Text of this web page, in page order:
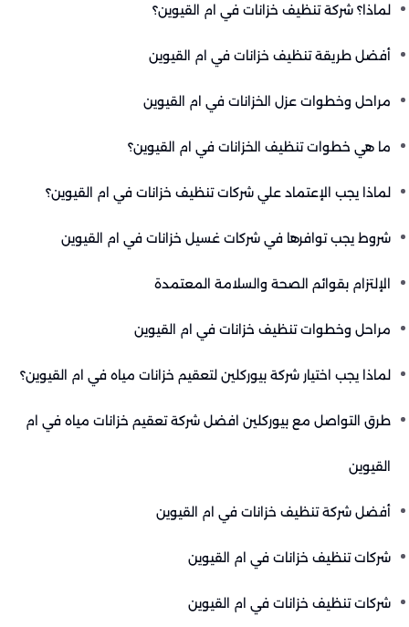
لماذا؟ شركة تنظيف خزانات في ام القيوين؟
أفضل طريقة تنظيف خزانات في ام القيوين
مراحل وخطوات عزل الخزانات في ام القيوين
ما هي ‏خطوات تنظيف الخزانات في ام القيوين؟
لماذا يجب الإعتماد علي شركات تنظيف خزانات في ام القيوين؟
شروط يجب توافرها في شركات غسيل خزانات في ام القيوين
الإلتزام بقوائم الصحة والسلامة المعتمدة
مراحل وخطوات تنظيف خزانات في ام القيوين
لماذا يجب اختيار شركة بيوركلين لتعقيم خزانات مياه في ام القيوين؟
طرق التواصل مع بيوركلين افضل شركة تعقيم خزانات مياه في ام
القيوين
أفضل شركة تنظيف خزانات في ام القيوين
شركات تنظيف خزانات في ام القيوين
شركات تنظيف خزانات في ام القيوين